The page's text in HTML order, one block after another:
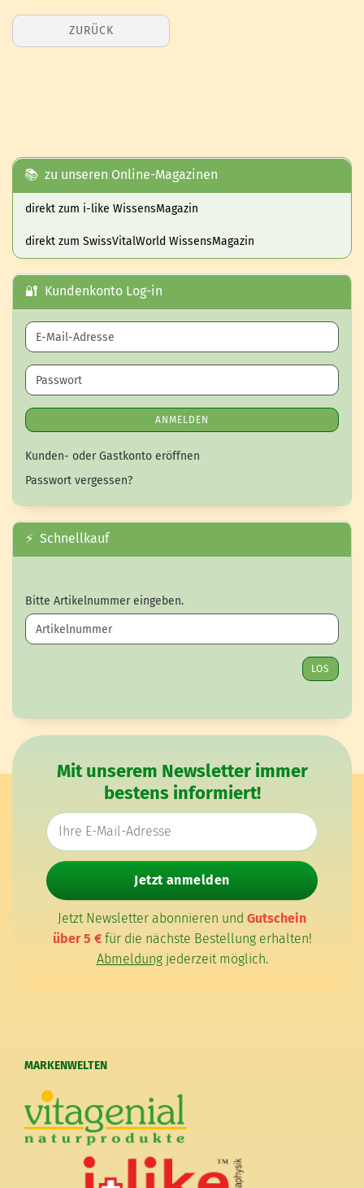
ZURÜCK
📚 zu unseren Online-Magazinen
direkt zum i-like WissensMagazin
direkt zum SwissVitalWorld WissensMagazin
🔐 Kundenkonto Log-in
E-Mail-Adresse
Passwort
ANMELDEN
Kunden- oder Gastkonto eröffnen
Passwort vergessen?
⚡ Schnellkauf
BITTE ARTIKELNUMMER EINGEBEN.
Bitte Artikelnummer eingeben.
LOS
Mit unserem Newsletter immer
bestens informiert!
E-Mail-Adresse
Jetzt anmelden
Jetzt Newsletter abonnieren und Gutschein
über 5 €für die nächste Bestellung erhalten!
Abmeldungjederzeit möglich.
MARKENWELTEN